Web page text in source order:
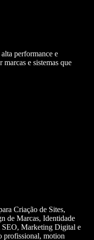
performance e
e sistemas que
Criação de Sites,
de Marcas, Identidade
SEO, Marketing Digital e
profissional, motion